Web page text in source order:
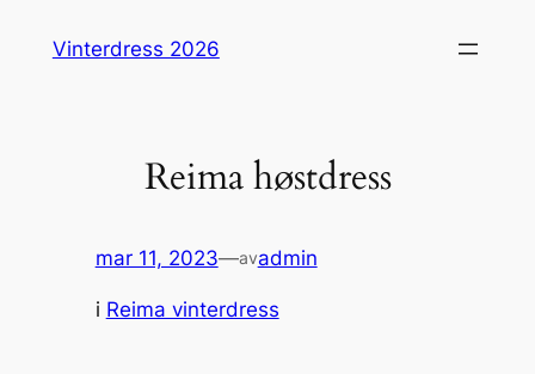
Vinterdress 2026
Reima høstdress
mar 11, 2023—avadmin
i Reima vinterdress